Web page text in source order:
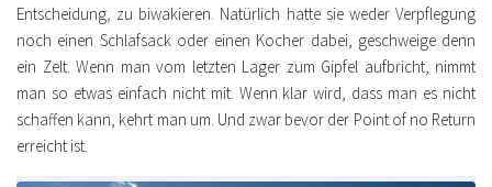
Entscheidung, zu biwakieren. Natürlich hatte sie weder Verpflegung
noch einen Schlafsack oder einen Kocher dabei, geschweige denn
ein Zelt. Wenn man vom letzten Lager zum Gipfel aufbricht, nimmt
man so etwas einfach nicht mit. Wenn klar wird, dass man es nicht
schaffen kann, kehrt man um. Und zwar bevor der Point of no Return
erreicht ist.